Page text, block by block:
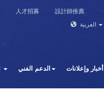
人才招募
設計師推薦
الدعم الفني أخبار وإعلانات